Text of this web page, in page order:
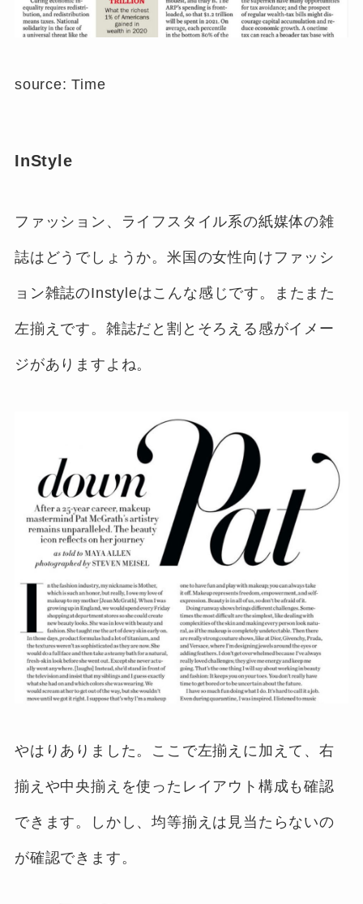
source: Time
InStyle
ファッション、ライフスタイル系の紙媒体の雑
誌はどうでしょうか。米国の女性向けファッシ
ョン雑誌のInstyleはこんな感じです。またまた
左揃えです。雑誌だと割とそろえる感がイメー
ジがありますよね。
やはりありました。ここで左揃えに加えて、右
揃えや中央揃えを使ったレイアウト構成も確認
できます。しかし、均等揃えは見当たらないの
が確認できます。